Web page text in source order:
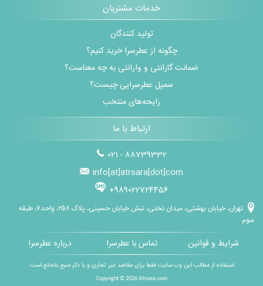
خدمات مشتریان
تولید کنندگان
چگونه از عطرسرا خرید کنیم؟
ضمانت گارانتی و وارانتی به چه معناست؟
سمپل عطرسرایی چیست؟
رایحه‌های منتخب
ارتباط با ما
021 - 88739332
info[at]atrsara[dot]com
+989022724456
تهران، خیابان بهشتی، میدان تختی، نبش خیابان حسینی، پلاک ۲۵۸، واحد۷، طبقه
سوم
شرایط و قوانین تماس با عطرسرا درباره عطرسرا
استفاده از مطالب این وب سایت فقط برای مقاصد غیر تجاری و با ذکر منبع بلامانع است.
Copyright © 2026Atrsara.com